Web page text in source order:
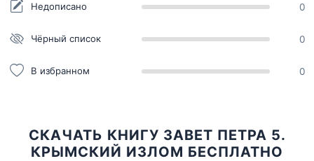
Недописано 0
Чёрный список 0
В избранном 0
СКАЧАТЬ КНИГУ ЗАВЕТ ПЕТРА 5.
КРЫМСКИЙ ИЗЛОМ БЕСПЛАТНО